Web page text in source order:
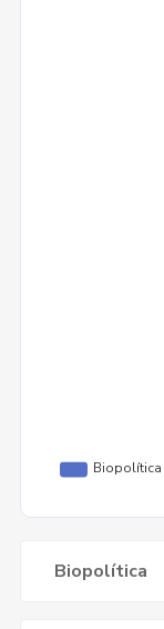
Biopolítica